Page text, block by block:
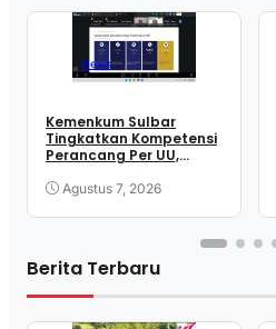
News
Kemenkum Sulbar
Tingkatkan Kompetensi
Perancang Per UU,
Berkualitas
Agustus 7, 2026
Berita Terbaru